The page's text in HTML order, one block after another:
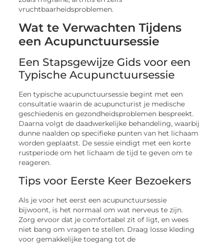
vruchtbaarheidsproblemen.
Wat te Verwachten Tijdens
een Acupunctuursessie
Een Stapsgewijze Gids voor een
Typische Acupunctuursessie
Een typische acupunctuursessie begint met een
consultatie waarin de acupuncturist je medische
geschiedenis en gezondheidsproblemen bespreekt.
Daarna volgt de daadwerkelijke behandeling, waarbij
dunne naalden op specifieke punten van het lichaam
worden geplaatst. De sessie eindigt met een korte
rustperiode om het lichaam de tijd te geven om te
reageren.
Tips voor Eerste Keer Bezoekers
Als je voor het eerst een acupunctuursessie
bijwoont, is het normaal om wat nerveus te zijn.
Zorg ervoor dat je comfortabel zit of ligt, en wees
niet bang om vragen te stellen. Draag losse kleding
voor gemakkelijke toegang tot de